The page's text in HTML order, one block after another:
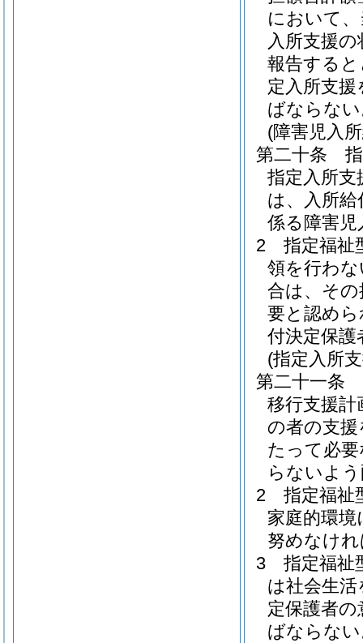
において
入所支援
報告する
定入所支
ばならな
(障害児入
第二十条
指定入所支
は、入所
係る障害
2
指定福祉
領を行わ
合は、そ
要と認め
付決定保
(指定入所
第二十一条
移行支援
の者の支
たって必
らないよ
2
指定福祉
家庭的環
努めなけ
3
指定福祉
は社会生
定保護者
ばならな